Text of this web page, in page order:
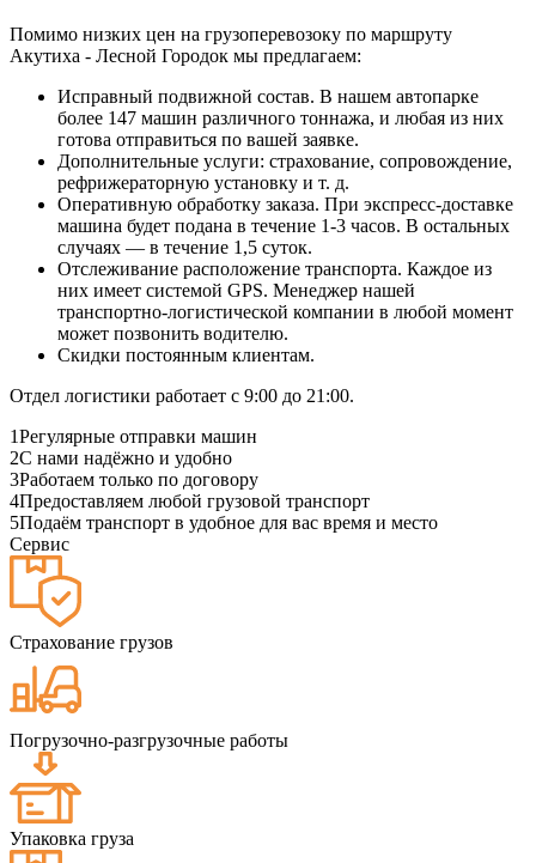
Помимо низких цен на грузоперевозоку по маршруту
Акутиха - Лесной Городок мы предлагаем:
Исправный подвижной состав. В нашем автопарке
более 147 машин различного тоннажа, и любая из них
готова отправиться по вашей заявке.
Дополнительные услуги: страхование, сопровождение,
рефрижераторную установку и т. д.
Оперативную обработку заказа. При экспресс-доставке
машина будет подана в течение 1-3 часов. В остальных
случаях — в течение 1,5 суток.
Отслеживание расположение транспорта. Каждое из
них имеет системой GPS. Менеджер нашей
транспортно-логистической компании в любой момент
может позвонить водителю.
Скидки постоянным клиентам.
Отдел логистики работает с 9:00 до 21:00.
1Регулярные отправки машин
2С нами надёжно и удобно
3Работаем только по договору
4Предоставляем любой грузовой транспорт
5Подаём транспорт в удобное для вас время и место
Сервис
Страхование грузов
Погрузочно-разгрузочные работы
Упаковка груза